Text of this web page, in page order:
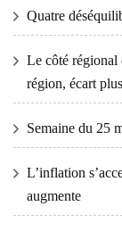
Quatre
Le côté régional
région, écart
Semaine du 25
L’inflation
augmente